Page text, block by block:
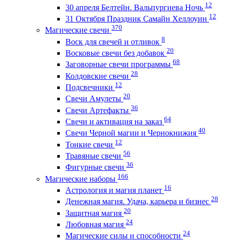
30 апреля Белтейн. Вальпургиева Ночь 12
31 Октября Праздник Самайн Хеллоуин 12
Магические свечи 370
Воск для свечей и отливок 8
Восковые свечи без добавок 20
Заговорные свечи программы 68
Колдовские свечи 28
Подсвечники 12
Свечи Амулеты 20
Свечи Артефакты 36
Свечи и активация на заказ 64
Свечи Черной магии и Чернокнижия 40
Тонкие свечи 12
Травяные свечи 56
Фигурные свечи 36
Магические наборы 166
Астрология и магия планет 16
Денежная магия. Удача, карьера и бизнес 28
Защитная магия 20
Любовная магия 24
Магические силы и способности 24